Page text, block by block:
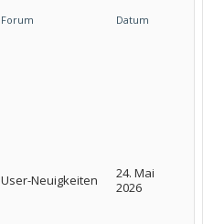
Forum Datum
User-Neuigkeiten
24. Mai
2026